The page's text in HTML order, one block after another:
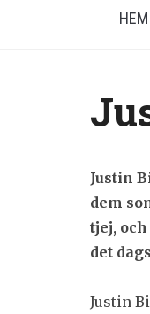
HEM
Justin
dem
tjej,
det
Justin